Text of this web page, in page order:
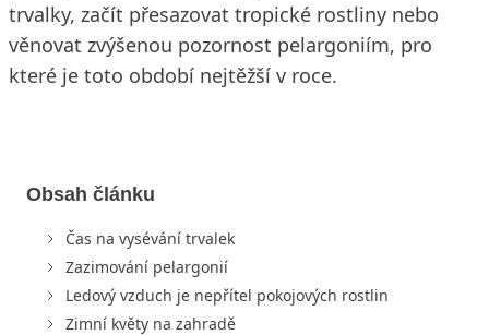
trvalky, začít přesazovat tropické rostliny nebo
věnovat zvýšenou pozornost pelargoniím, pro
které je toto období nejtěžší v roce.
Obsah článku
Čas na vysévání trvalek
Zazimování pelargonií
Ledový vzduch je nepřítel pokojových rostlin
Zimní květy na zahradě